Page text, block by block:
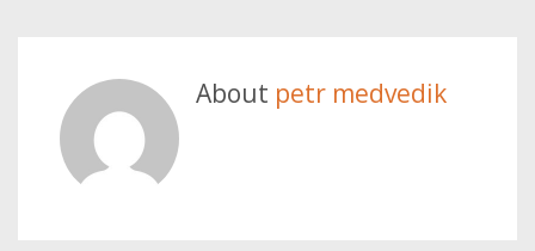
About petr medvedik